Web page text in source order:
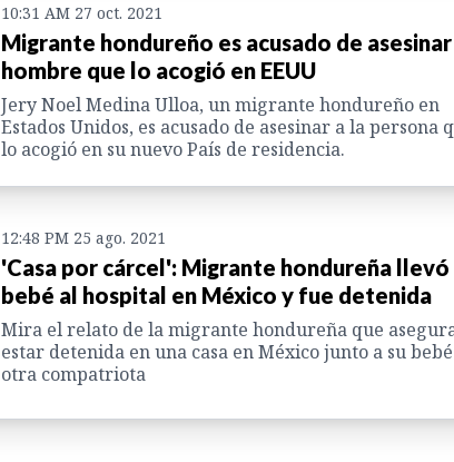
10:31 AM 27 oct. 2021
Migrante hondureño es acusado de
hombre que lo acogió en EEUU
Jery Noel Medina Ulloa, un migrante hondureño en
Estados Unidos, es acusado de asesinar a la persona
lo acogió en su nuevo País de residencia.
12:48 PM 25 ago. 2021
'Casa por cárcel': Migrante hondureña llevó
bebé al hospital en México y fue detenida
Mira el relato de la migrante hondureña que
estar detenida en una casa en México junto a su
otra compatriota